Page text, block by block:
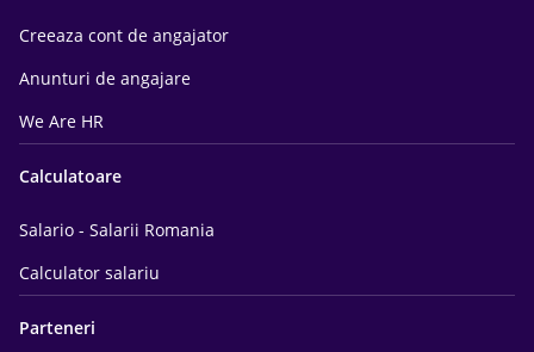
Creeaza cont de angajator
Anunturi de angajare
We Are HR
Calculatoare
Salario - Salarii Romania
Calculator salariu
Parteneri